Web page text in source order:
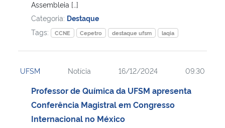
Assembleia […]
Categoria: Destaque
Tags:
CCNE Cepetro destaque ufsm laqia
UFSM Notícia 16/12/2024 09:30
Professor de Química da UFSM apresenta
Conferência Magistral em Congresso
Internacional no México